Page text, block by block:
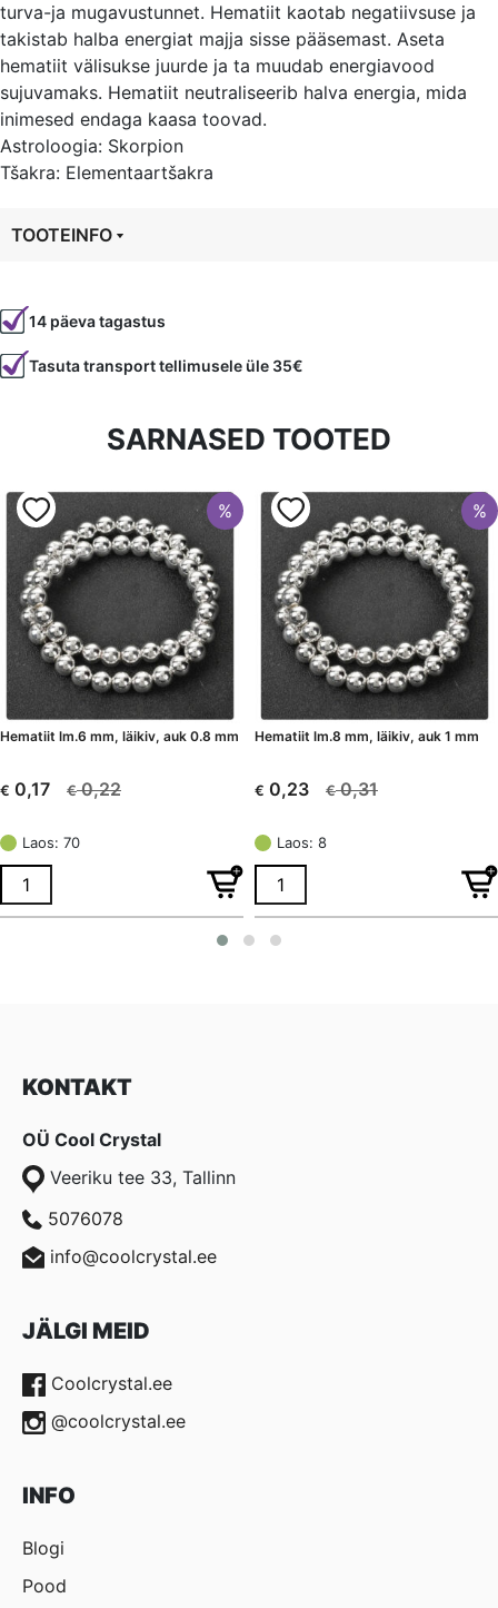
turva-ja mugavustunnet. Hematiit kaotab negatiivsuse ja
takistab halba energiat majja sisse pääsemast. Aseta
hematiit välisukse juurde ja ta muudab energiavood
sujuvamaks. Hematiit neutraliseerib halva energia, mida
inimesed endaga kaasa toovad.
Astroloogia: Skorpion
Tšakra: Elementaartšakra
TOOTEINFO
Värvus
Hõbedane
Kuju
ümmargune
Hematiit
14 päeva tagastus
Tasuta transport tellimusele üle 35€
SARNASED TOOTED
%
Hematiit lm.6 mm, läikiv, auk 0.8 mm
€0,22
Algne
oli:
€ 0,22.
€ 0,17
Current
is:
€ 0,17.
Laos: 70
%
Hematiit lm.8 mm, läikiv, auk 1 mm
€0,31
Algne
oli:
€ 0,31.
€ 0,23
Current
is:
€ 0,23.
Laos: 8
KONTAKT
OÜ Cool Crystal
Veeriku tee 33, Tallinn
5076078
info@coolcrystal.ee
JÄLGI MEID
Coolcrystal.ee
@coolcrystal.ee
INFO
Blogi
Pood